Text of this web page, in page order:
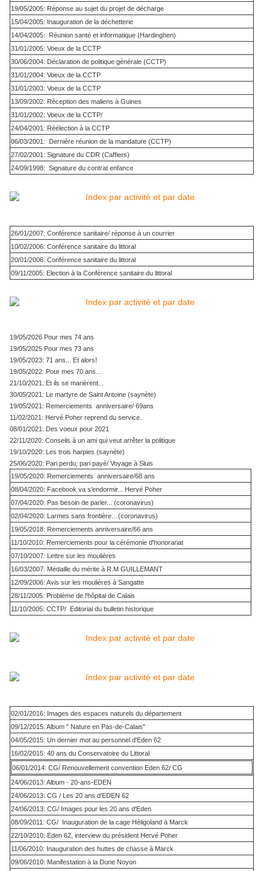
19/05/2005: Réponse au sujet du projet de décharge
15/04/2005: Inauguration de la déchetterie
14/04/2005: Réunion santé et informatique (Hardinghen)
31/01/2005: Voeux de la CCTP
30/06/2004: Déclaration de politique générale (CCTP)
31/01/2004: Voeux de la CCTP
31/01/2003: Voeux de la CCTP
13/09/2002: Réception des maliens à Guines
31/01/2002: Voeux de la CCTP/
24/04/2001: Réélection à la CCTP
06/03/2001: Dernière réunion de la mandature (CCTP)
27/02/2001: Signature du CDR (Caffiers)
24/09/1998: Signature du contrat enfance
26/01/2007: Conférence sanitaire/ réponse à un courrier
10/02/2006: Conférence sanitaire du littoral
20/01/2006: Conférence sanitaire du littoral
09/11/2005: Election à la Conférence sanitaire du littoral
19/05/2026 Pour mes 74 ans
19/05/2025 Pour mes 73 ans
19/05/2023: 71 ans... Et alors!
19/05/2022: Pour mes 70 ans...
21/10/2021: Et ils se marièrent...
30/05/2021: Le martyre de Saint Antoine (saynète)
19/05/2021: Remerciements anniversaire/ 69ans
11/02/2021: Hervé Poher reprend du service.
08/01/2021: Des voeux pour 2021
22/11/2020: Conseils à un ami qui veut arrêter la politique
19/10/2020: Les trois harpies (saynète)
25/06/2020: Pari perdu; pari payé/ Voyage à Sluis
19/05/2020: Remerciements anniversaire/68 ans
08/04/2020: Facebook va s'endormir... Hervé Poher
07/04/2020: Pas besoin de parler... (coronavirus)
02/04/2020: Larmes sans frontière…(coronavirus)
19/05/2018: Remerciements anniversaire/66 ans
11/10/2010: Remerciements pour la cérémonie d'honorariat
07/10/2007: Lettre sur les moulières
16/03/2007: Médaille du mérite à R.M GUILLEMANT
12/09/2006: Avis sur les moulières à Sangatte
28/11/2005: Problème de l'hôpital de Calais
11/10/2005: CCTP/ Editorial du bulletin historique
02/01/2016: Images des espaces naturels du département
09/12/2015: Album " Nature en Pas-de-Calais"
04/05/2015: Un dernier mot au personnel d'Eden 62
16/02/2015: 40 ans du Conservatoire du Littoral
06/01/2014: CG/ Renouvellement convention Eden 62/ CG
24/06/2013: Album - 20-ans-EDEN
24/06/2013: CG / Les 20 ans d'EDEN 62
24/06/2013: CG/ Images pour les 20 ans d'Eden
08/09/2011: CG/ Inauguration de la cage Héligoland à Marck
22/10/2010: Eden 62, interview du président Hervé Poher
11/06/2010: Inauguration des huttes de chasse à Marck
09/06/2010: Manifestation à la Dune Noyon